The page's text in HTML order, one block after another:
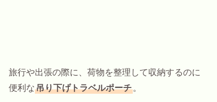
旅行や出張の際に、荷物を整理して収納するのに
便利な吊り下げトラベルポーチ。